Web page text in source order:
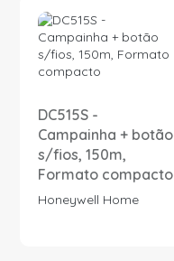
DC515S -
Campainha + botão
s/fios, 150m,
Formato compacto
Honeywell Home